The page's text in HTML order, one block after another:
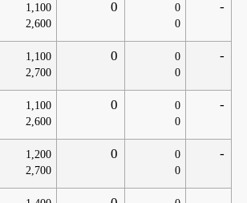
1,100
2,600
0
0
0
-
1,100
2,700
0
0
0
-
1,100
2,600
0
0
0
-
1,200
2,700
0
0
0
-